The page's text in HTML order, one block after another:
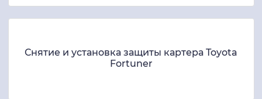
Снятие и установка защиты картера Toyota
Fortuner